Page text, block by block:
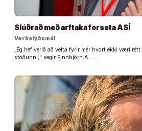
Slúðrað með arftaka forseta ASÍ
Verkalýðsmál
„Ég hef verið að velta fyrir mér hvort ekki væri rétt
stöðunni,“ segir Finnbjörn A. …